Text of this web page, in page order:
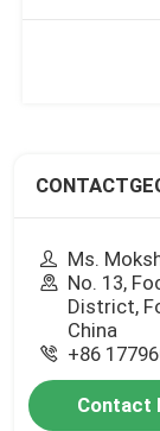
Ms.
No. 13,
District,
China
+86
Contact